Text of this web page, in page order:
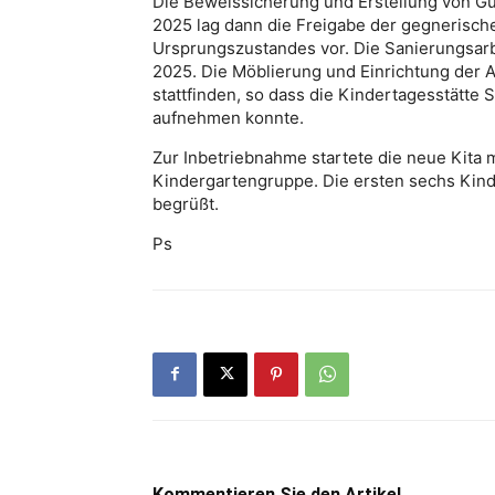
2025 lag dann die Freigabe der
Ursprungszustandes vor. Die
2025. Die Möblierung und Einrichtung der
stattfinden, so dass die Kindertagesstätte
aufnehmen konnte.
Zur Inbetriebnahme startete die neue Kita
Kindergartengruppe. Die ersten sechs
begrüßt.
Ps